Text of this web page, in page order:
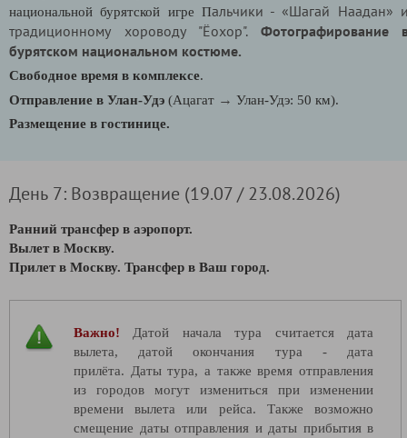
национальной бурятской игре Пальчики - «Шагай Наадан»
традиционному хороводу "Ёохор". Фотографирование
бурятском национальном костюме.
Свободное время в комплексе.
Отправление в Улан-Удэ (Ацагат → Улан-Удэ: 50 км).
Размещение в гостинице.
День 7: Возвращение (19.07 / 23.08.2026)
Ранний трансфер в аэропорт.
Вылет в Москву.
Прилет в Москву. Трансфер в Ваш город.
Важно!
Датой начала тура считается дата
вылета, датой окончания тура - дата
прилёта. Даты тура, а также время отправления
из городов могут измениться при изменении
времени вылета или рейса. Также возможно
смещение даты отправления и даты прибытия в